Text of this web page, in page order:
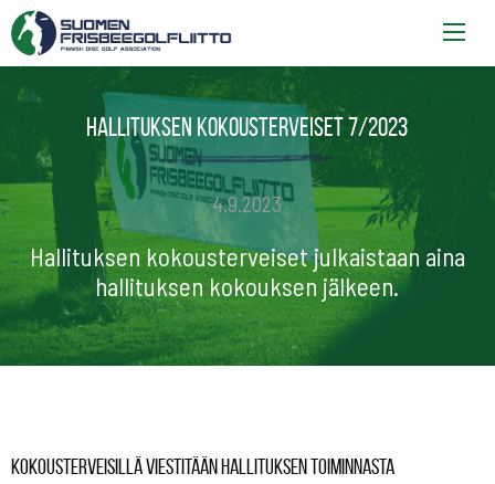
Hallituksen kokousterveiset 7/2023
4.9.2023
Hallituksen kokousterveiset julkaistaan aina
hallituksen kokouksen jälkeen.
Kokousterveisillä viestitään hallituksen toiminnasta